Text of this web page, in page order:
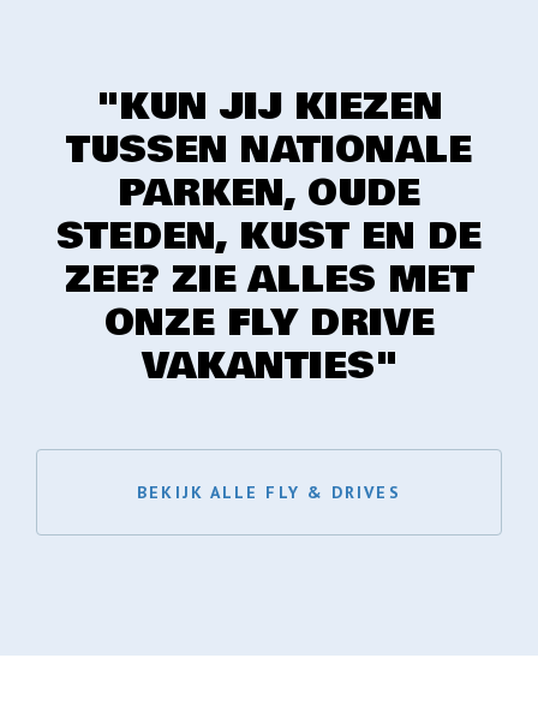
"KUN JIJ KIEZEN
TUSSEN NATIONALE
PARKEN, OUDE
STEDEN, KUST EN DE
ZEE? ZIE ALLES MET
ONZE FLY DRIVE
VAKANTIES"
BEKIJK ALLE FLY & DRIVES